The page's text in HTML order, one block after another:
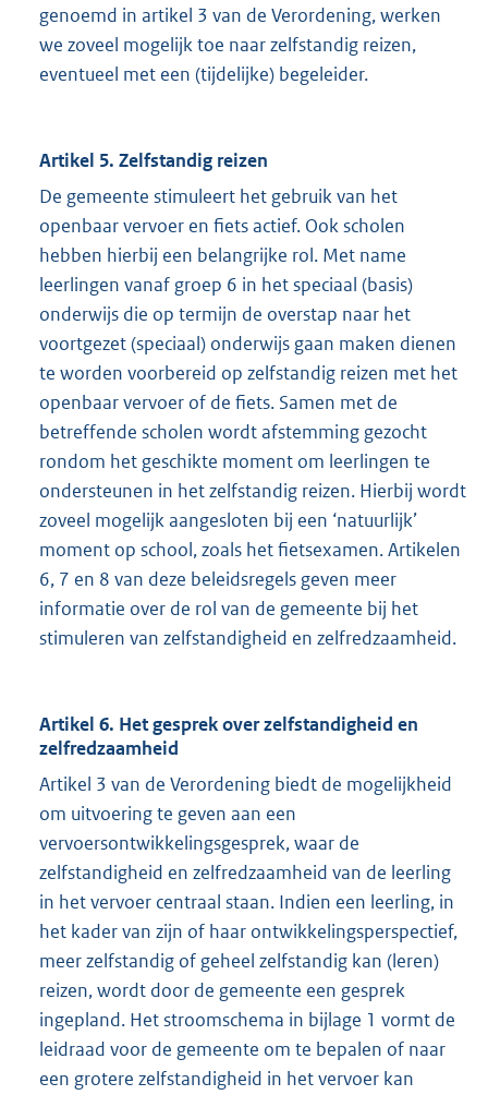
genoemd in artikel 3 van de Verordening, werken
we zoveel mogelijk toe naar zelfstandig reizen,
eventueel met een (tijdelijke) begeleider.
Artikel 5. Zelfstandig reizen
De gemeente stimuleert het gebruik van het
openbaar vervoer en fiets actief. Ook scholen
hebben hierbij een belangrijke rol. Met name
leerlingen vanaf groep 6 in het speciaal (basis)
onderwijs die op termijn de overstap naar het
voortgezet (speciaal) onderwijs gaan maken dienen
te worden voorbereid op zelfstandig reizen met het
openbaar vervoer of de fiets. Samen met de
betreffende scholen wordt afstemming gezocht
rondom het geschikte moment om leerlingen te
ondersteunen in het zelfstandig reizen. Hierbij wordt
zoveel mogelijk aangesloten bij een ‘natuurlijk’
moment op school, zoals het fietsexamen. Artikelen
6, 7 en 8 van deze beleidsregels geven meer
informatie over de rol van de gemeente bij het
stimuleren van zelfstandigheid en zelfredzaamheid.
Artikel 6. Het gesprek over zelfstandigheid en
zelfredzaamheid
Artikel 3 van de Verordening biedt de mogelijkheid
om uitvoering te geven aan een
vervoersontwikkelingsgesprek, waar de
zelfstandigheid en zelfredzaamheid van de leerling
in het vervoer centraal staan. Indien een leerling, in
het kader van zijn of haar ontwikkelingsperspectief,
meer zelfstandig of geheel zelfstandig kan (leren)
reizen, wordt door de gemeente een gesprek
ingepland. Het stroomschema in bijlage 1 vormt de
leidraad voor de gemeente om te bepalen of naar
een grotere zelfstandigheid in het vervoer kan